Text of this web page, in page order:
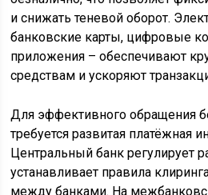
и снижать теневой оборот.
банковские карты, цифровые
приложения – обеспечивают
средствам и ускоряют
Для эффективного обращения
требуется развитая платёжная
Центральный банк регулирует
устанавливает правила
между банками. На